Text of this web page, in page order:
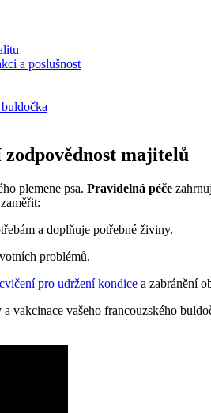
a poslušnost
majitelů
plemene psa. Pravidelná péče
a doplňuje potřebné živiny.
problémů.
cvičení pro udržení kondice a zabránění
vakcinace vašeho francouzského